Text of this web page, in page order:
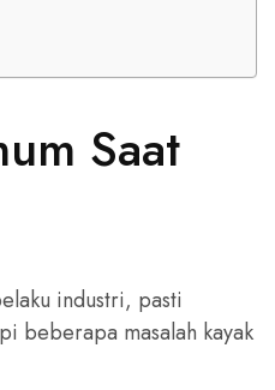
Saat
industri, pasti
beberapa masalah kayak